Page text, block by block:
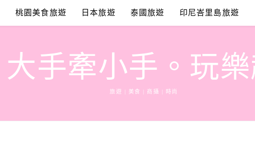
桃園美食旅遊 日本旅遊 泰國旅遊 印尼峇里島旅遊
大手牽小手。玩
旅遊 | 美食 | 商攝 | 時尚